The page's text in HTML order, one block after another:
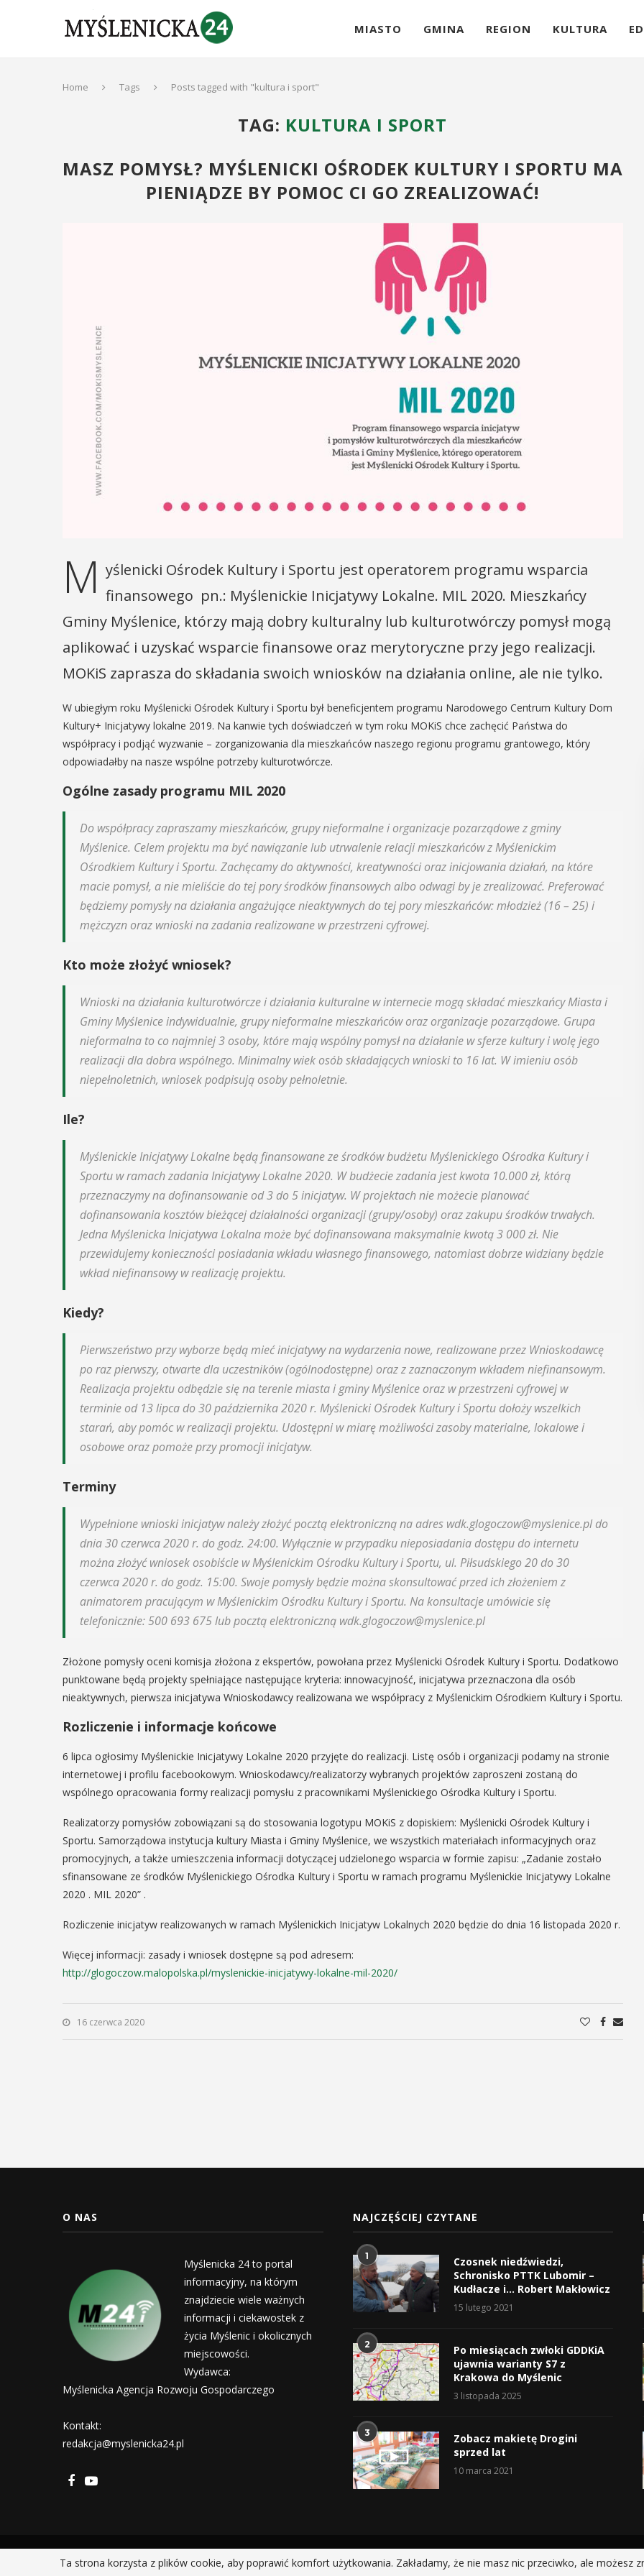
MIASTO GMINA REGION KULTURA
Home Tags Posts tagged with "kultura i sport"
TAG: KULTURA I SPORT
MASZ POMYSŁ? MYŚLENICKI OŚRODEK KULTURY I SPORTU MA
PIENIĄDZE BY POMOC CI GO ZREALIZOWAĆ!
M yślenicki Ośrodek Kultury i Sportu jest operatorem programu wsparcia
finansowego pn.: Myślenickie Inicjatywy Lokalne. MIL 2020. Mieszkańcy
Gminy Myślenice, którzy mają dobry kulturalny lub kulturotwórczy pomysł mogą
aplikować i uzyskać wsparcie finansowe oraz merytoryczne przy jego realizacji.
MOKiS zaprasza do składania swoich wniosków na działania online, ale nie tylko.
W ubiegłym roku Myślenicki Ośrodek Kultury i Sportu był beneficjentem programu Narodowego Centrum Kultury Dom
Kultury+ Inicjatywy lokalne 2019. Na kanwie tych doświadczeń w tym roku MOKiS chce zachęcić Państwa do
współpracy i podjąć wyzwanie – zorganizowania dla mieszkańców naszego regionu programu grantowego, który
odpowiadałby na nasze wspólne potrzeby kulturotwórcze.
Ogólne zasady programu MIL 2020
Do współpracy zapraszamy mieszkańców, grupy nieformalne i organizacje pozarządowe z gminy
Myślenice. Celem projektu ma być nawiązanie lub utrwalenie relacji mieszkańców z Myślenickim
Ośrodkiem Kultury i Sportu. Zachęcamy do aktywności, kreatywności oraz inicjowania działań, na które
macie pomysł, a nie mieliście do tej pory środków finansowych albo odwagi by je zrealizować. Preferować
będziemy pomysły na działania angażujące nieaktywnych do tej pory mieszkańców: młodzież (16 – 25) i
mężczyzn oraz wnioski na zadania realizowane w przestrzeni cyfrowej.
Kto może złożyć wniosek?
Wnioski na działania kulturotwórcze i działania kulturalne w internecie mogą składać mieszkańcy Miasta i
Gminy Myślenice indywidualnie, grupy nieformalne mieszkańców oraz organizacje pozarządowe. Grupa
nieformalna to co najmniej 3 osoby, które mają wspólny pomysł na działanie w sferze kultury i wolę jego
realizacji dla dobra wspólnego. Minimalny wiek osób składających wnioski to 16 lat. W imieniu osób
niepełnoletnich, wniosek podpisują osoby pełnoletnie.
Ile?
Myślenickie Inicjatywy Lokalne będą finansowane ze środków budżetu Myślenickiego Ośrodka Kultury i
Sportu w ramach zadania Inicjatywy Lokalne 2020. W budżecie zadania jest kwota 10.000 zł, którą
przeznaczymy na dofinansowanie od 3 do 5 inicjatyw. W projektach nie możecie planować
dofinansowania kosztów bieżącej działalności organizacji (grupy/osoby) oraz zakupu środków trwałych.
Jedna Myślenicka Inicjatywa Lokalna może być dofinansowana maksymalnie kwotą 3 000 zł. Nie
przewidujemy konieczności posiadania wkładu własnego finansowego, natomiast dobrze widziany będzie
wkład niefinansowy w realizację projektu.
Kiedy?
Pierwszeństwo przy wyborze będą mieć inicjatywy na wydarzenia nowe, realizowane przez Wnioskodawcę
po raz pierwszy, otwarte dla uczestników (ogólnodostępne) oraz z zaznaczonym wkładem niefinansowym.
Realizacja projektu odbędzie się na terenie miasta i gminy Myślenice oraz w przestrzeni cyfrowej w
terminie od 13 lipca do 30 października 2020 r. Myślenicki Ośrodek Kultury i Sportu dołoży wszelkich
starań, aby pomóc w realizacji projektu. Udostępni w miarę możliwości zasoby materialne, lokalowe i
osobowe oraz pomoże przy promocji inicjatyw.
Terminy
Wypełnione wnioski inicjatyw należy złożyć pocztą elektroniczną na adres wdk.glogoczow@myslenice.pl do
dnia 30 czerwca 2020 r. do godz. 24:00. Wyłącznie w przypadku nieposiadania dostępu do internetu
można złożyć wniosek osobiście w Myślenickim Ośrodku Kultury i Sportu, ul. Piłsudskiego 20 do 30
czerwca 2020 r. do godz. 15:00. Swoje pomysły będzie można skonsultować przed ich złożeniem z
animatorem pracującym w Myślenickim Ośrodku Kultury i Sportu. Na konsultacje umówicie się
telefonicznie: 500 693 675 lub pocztą elektroniczną wdk.glogoczow@myslenice.pl
Złożone pomysły oceni komisja złożona z ekspertów, powołana przez Myślenicki Ośrodek Kultury i Sportu. Dodatkowo
punktowane będą projekty spełniające następujące kryteria: innowacyjność, inicjatywa przeznaczona dla osób
nieaktywnych, pierwsza inicjatywa Wnioskodawcy realizowana we współpracy z Myślenickim Ośrodkiem Kultury i Sportu.
Rozliczenie i informacje końcowe
6 lipca ogłosimy Myślenickie Inicjatywy Lokalne 2020 przyjęte do realizacji. Listę osób i organizacji podamy na stronie
internetowej i profilu facebookowym. Wnioskodawcy/realizatorzy wybranych projektów zaproszeni zostaną do
wspólnego opracowania formy realizacji pomysłu z pracownikami Myślenickiego Ośrodka Kultury i Sportu.
Realizatorzy pomysłów zobowiązani są do stosowania logotypu MOKiS z dopiskiem: Myślenicki Ośrodek Kultury i
Sportu. Samorządowa instytucja kultury Miasta i Gminy Myślenice, we wszystkich materiałach informacyjnych oraz
promocyjnych, a także umieszczenia informacji dotyczącej udzielonego wsparcia w formie zapisu: „Zadanie zostało
sfinansowane ze środków Myślenickiego Ośrodka Kultury i Sportu w ramach programu Myślenickie Inicjatywy Lokalne
2020 . MIL 2020” .
Rozliczenie inicjatyw realizowanych w ramach Myślenickich Inicjatyw Lokalnych 2020 będzie do dnia 16 listopada 2020 r.
Więcej informacji: zasady i wniosek dostępne są pod adresem:
http://glogoczow.malopolska.pl/myslenickie-inicjatywy-lokalne-mil-2020/
16 czerwca 2020
Międzynarodowe
Spotkania z Folklorem
w dniach 13–20 lipca.
festiwalu jest Gmina
wspierana przez Myślenicki
29
SIERPIEŃ
08:00 - 18:00
Mieszczanie i
rzemieślnicy
W ostatni weekend wakacji, czyli 29-30
sierpnia w Myślenicach odbędzie się
piąta edycja Turnieju Myślimira.
Wydarzenie organizowane przez
Muzeum Niepodległości w Myślenicach
12 16:00 - 17:30
Podczas majowego spotkania seniorzy
będą mieli wyjątkową okazję
przygotować się na nadchodzące lato,
zaopatrując się w naturalne kosmetyki
wykonane własnoręcznie. Uuczestnicy
będą proszeni o przyniesienie
słoiczków ...
O NAS
Myślenicka 24 to portal
informacyjny, na którym
znajdziecie wiele ważnych
informacji i ciekawostek z
życia Myślenic i okolicznych
miejscowości.
Wydawca:
Myślenicka Agencja Rozwoju Gospodarczego
Kontakt:
redakcja@myslenicka24.pl
NAJCZĘŚCIEJ CZYTANE
1
Czosnek niedźwiedzi,
Schronisko PTTK Lubomir –
Kudłacze i… Robert Makłowicz
15 lutego 2021
2
Po miesiącach zwłoki GDDKiA
ujawnia warianty S7 z
Krakowa do Myślenic
3 listopada 2025
3
Zobacz makietę Drogini
sprzed lat
10 marca 2021
@2019 - All Right Reserved.
Ta strona korzysta z plików cookie, aby poprawić komfort użytkowania. Zakładamy, że nie masz nic przeciwko, ale możesz